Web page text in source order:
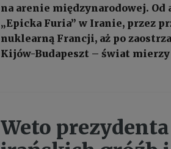
na arenie międzynarodowej.
„Epicka Furia” w Iranie, przez
nuklearną Francji, aż po
Kijów-Budapeszt – świat mierzy
Weto